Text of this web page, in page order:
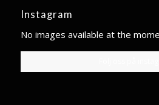
Instagram
No images available at the